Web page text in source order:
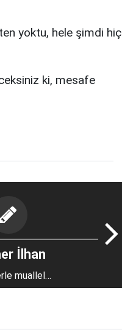
yoktu, hele şimdi hiç
ki, mesafe
İlhan
muallel…